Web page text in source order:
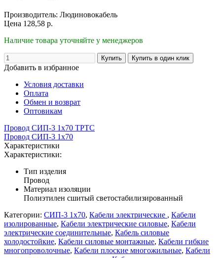
Производитель: Людиновокабель
Цена 128,58 р.
Наличие товара уточняйте у менеджеров
Добавить в избранное
Условия доставки
Оплата
Обмен и возврат
Оптовикам
Провод СИП-3 1х70 ТРТС
Провод СИП-3 1х70
Характеристики
Характеристики:
Тип изделия
Провод
Материал изоляции
Полиэтилен сшитый светостабилизированный
Категории: СИП-3 1х70, Кабели электрические , Кабели
изолированные, Кабели электрические силовые, Кабели
электрические соединительные, Кабель силовые
холодостойкие, Кабели силовые монтажные, Кабели гибкие
многопроволочные, Кабели плоские многожильные, Кабели